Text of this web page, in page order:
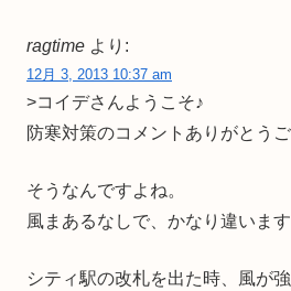
ragtime より:
12月 3, 2013 10:37 am
>コイデさんようこそ♪
防寒対策のコメントありがとうご
そうなんですよね。
風まあるなしで、かなり違います
シティ駅の改札を出た時、風が